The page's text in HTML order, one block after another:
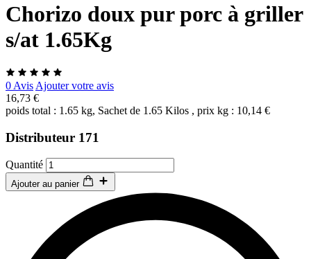
Chorizo doux pur porc à griller
s/at 1.65Kg
0 Avis Ajouter votre avis
16,73 €
poids total : 1.65 kg, Sachet de 1.65 Kilos , prix kg : 10,14 €
Distributeur 171
Quantité
Ajouter au panier